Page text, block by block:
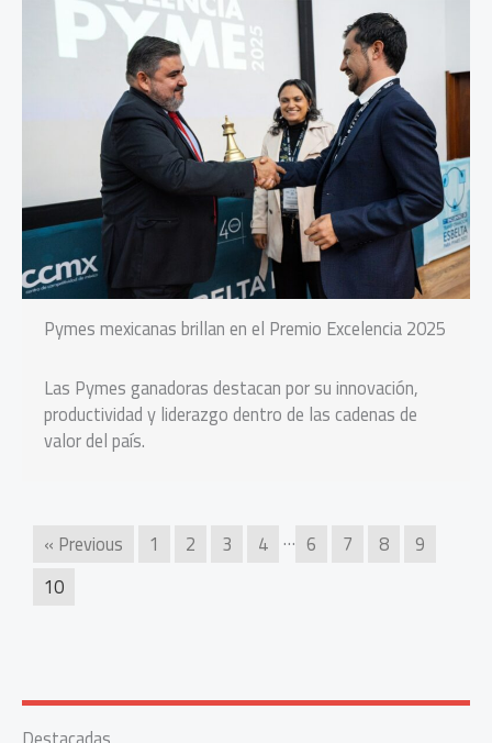
Pymes mexicanas brillan en el Premio Excelencia 2025
Las Pymes ganadoras destacan por su innovación,
productividad y liderazgo dentro de las cadenas de
valor del país.
« Previous 1 2 3 4 … 6 7 8
9
10